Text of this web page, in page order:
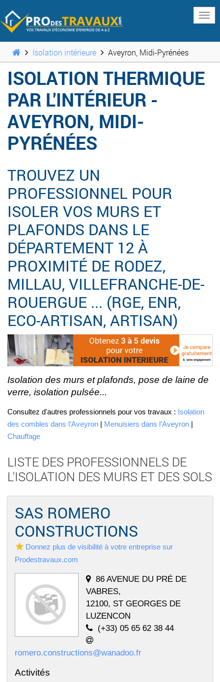
Isolation intérieure Aveyron, Midi-Pyrénées
ISOLATION THERMIQUE
PAR L'INTÉRIEUR -
AVEYRON, MIDI-
PYRÉNÉES
TROUVEZ UN
PROFESSIONNEL POUR
ISOLER VOS MURS ET
PLAFONDS DANS LE
DÉPARTEMENT 12 À
PROXIMITÉ DE RODEZ,
MILLAU, VILLEFRANCHE-DE-
ROUERGUE ... (RGE, ENR,
ECO-ARTISAN, ARTISAN)
Isolation des murs et plafonds, pose de laine de
verre, isolation pulsée...
Consultez d'autres professionnels pour vos travaux : Isolation
des combles dans l'Aveyron
Menuisiers dans l'Aveyron
Chauffage
LISTE DES PROFESSIONNELS DE
L'ISOLATION DES MURS ET DES SOLS
SAS ROMERO
CONSTRUCTIONS
Donnez plus de visibilité à votre entreprise sur
Prodestravaux.com
86 AVENUE DU PRÉ DE
VABRES,
12100, ST GEORGES DE
LUZENCON
(+33) 05 65 62 38 44
romero.constructions@wanadoo.fr
Activités